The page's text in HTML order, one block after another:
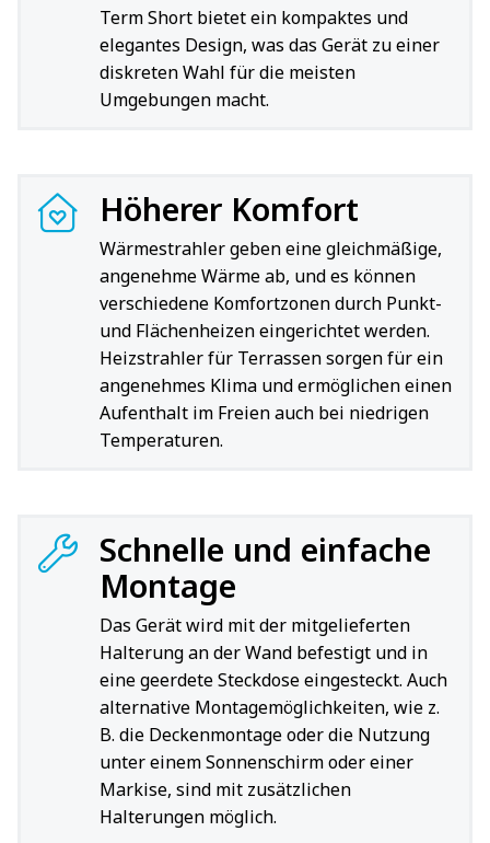
Term Short bietet ein kompaktes und
elegantes Design, was das Gerät zu einer
diskreten Wahl für die meisten
Umgebungen macht.
Höherer Komfort
Wärmestrahler geben eine gleichmäßige,
angenehme Wärme ab, und es können
verschiedene Komfortzonen durch Punkt-
und Flächenheizen eingerichtet werden.
Heizstrahler für Terrassen sorgen für ein
angenehmes Klima und ermöglichen einen
Aufenthalt im Freien auch bei niedrigen
Temperaturen.
Schnelle und einfache
Montage
Das Gerät wird mit der mitgelieferten
Halterung an der Wand befestigt und in
eine geerdete Steckdose eingesteckt. Auch
alternative Montagemöglichkeiten, wie z.
B. die Deckenmontage oder die Nutzung
unter einem Sonnenschirm oder einer
Markise, sind mit zusätzlichen
Halterungen möglich.